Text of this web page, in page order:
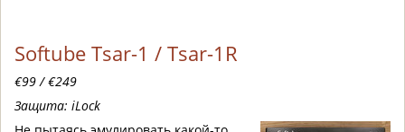
Softube Tsar-1 / Tsar-1R
€99 / €249
Защита: iLock